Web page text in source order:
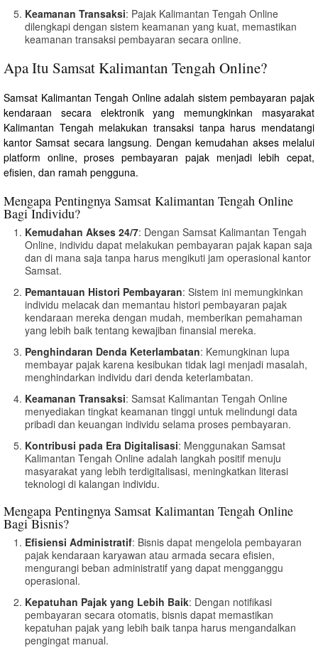
Keamanan Transaksi: Pajak Kalimantan Tengah Online
dilengkapi dengan sistem keamanan yang kuat, memastikan
keamanan transaksi pembayaran secara online.
Apa Itu Samsat Kalimantan Tengah Online?
Samsat Kalimantan Tengah Online adalah sistem pembayaran pajak
kendaraan secara elektronik yang memungkinkan masyarakat
Kalimantan Tengah melakukan transaksi tanpa harus mendatangi
kantor Samsat secara langsung. Dengan kemudahan akses melalui
platform online, proses pembayaran pajak menjadi lebih cepat,
efisien, dan ramah pengguna.
Mengapa Pentingnya Samsat Kalimantan Tengah Online
Bagi Individu?
Kemudahan Akses 24/7: Dengan Samsat Kalimantan Tengah
Online, individu dapat melakukan pembayaran pajak kapan saja
dan di mana saja tanpa harus mengikuti jam operasional kantor
Samsat.
Pemantauan Histori Pembayaran: Sistem ini memungkinkan
individu melacak dan memantau histori pembayaran pajak
kendaraan mereka dengan mudah, memberikan pemahaman
yang lebih baik tentang kewajiban finansial mereka.
Penghindaran Denda Keterlambatan: Kemungkinan lupa
membayar pajak karena kesibukan tidak lagi menjadi masalah,
menghindarkan individu dari denda keterlambatan.
Keamanan Transaksi: Samsat Kalimantan Tengah Online
menyediakan tingkat keamanan tinggi untuk melindungi data
pribadi dan keuangan individu selama proses pembayaran.
Kontribusi pada Era Digitalisasi: Menggunakan Samsat
Kalimantan Tengah Online adalah langkah positif menuju
masyarakat yang lebih terdigitalisasi, meningkatkan literasi
teknologi di kalangan individu.
Mengapa Pentingnya Samsat Kalimantan Tengah Online
Bagi Bisnis?
Efisiensi Administratif: Bisnis dapat mengelola pembayaran
pajak kendaraan karyawan atau armada secara efisien,
mengurangi beban administratif yang dapat mengganggu
operasional.
Kepatuhan Pajak yang Lebih Baik: Dengan notifikasi
pembayaran secara otomatis, bisnis dapat memastikan
kepatuhan pajak yang lebih baik tanpa harus mengandalkan
pengingat manual.